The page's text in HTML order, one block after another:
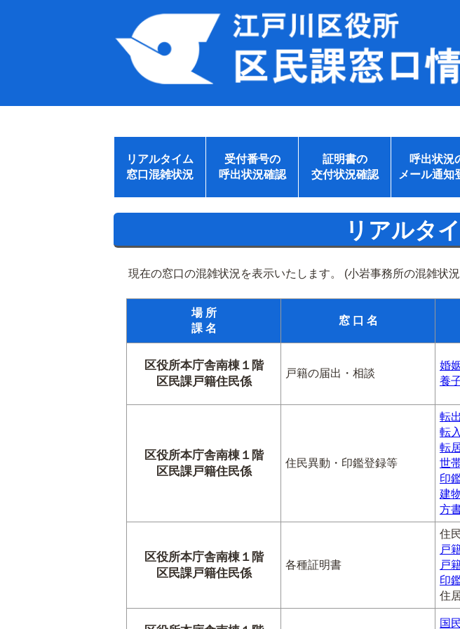
リアルタイム
窓口混雑状況
受付番号の
呼出状況確認
証明書の
交付状況確認
呼出状況
メール通知
リアルタ
現在の窓口の混雑状況を表示いたします。 (小岩事務所の混雑状
場 所
課 名
窓 口 名
区役所本庁舎南棟１階
区民課戸籍住民係
戸籍の届出・相談
婚
養
区役所本庁舎南棟１階
区民課戸籍住民係
住民異動・印鑑登録等
転
転
転
世
印
建
方
区役所本庁舎南棟１階
区民課戸籍住民係
各種証明書
住
戸
戸
印
住
国